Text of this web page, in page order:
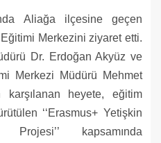
Aliağa ilçesine geçen
Merkezini ziyaret etti.
Dr. Erdoğan Akyüz ve
Merkezi Müdürü Mehmet
karşılanan heyete, eğitim
‘‘Erasmus+ Yetişkin
kapsamında